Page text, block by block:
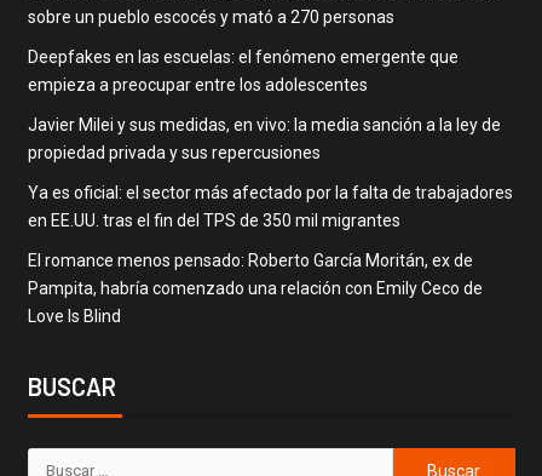
sobre un pueblo escocés y mató a 270 personas
Deepfakes en las escuelas: el fenómeno emergente que
empieza a preocupar entre los adolescentes
Javier Milei y sus medidas, en vivo: la media sanción a la ley de
propiedad privada y sus repercusiones
Ya es oficial: el sector más afectado por la falta de trabajadores
en EE.UU. tras el fin del TPS de 350 mil migrantes
El romance menos pensado: Roberto García Moritán, ex de
Pampita, habría comenzado una relación con Emily Ceco de
Love Is Blind
BUSCAR